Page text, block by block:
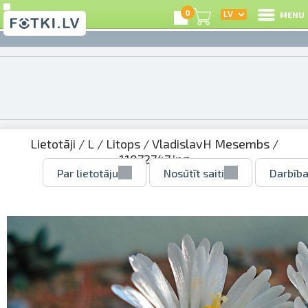
0 MENU
Lietotāji / L/ Litops/VladislavH Mesembs/
11072747.jpg
Par lietotāju Nosūtīt saiti